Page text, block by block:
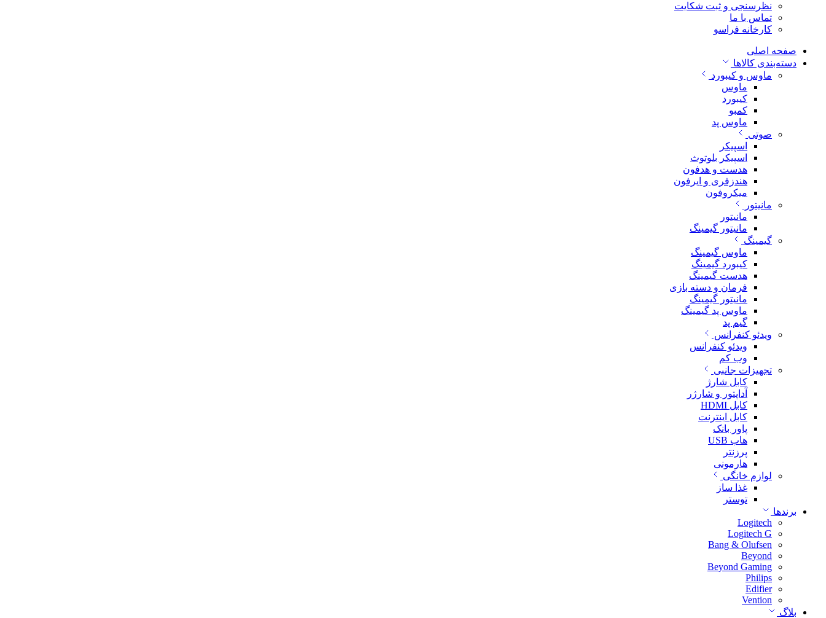
نظرسنجی و ثبت شکایت
تماس با ما
کارخانه فراسو
صفحه اصلی
دسته‌بندی کالاها
ماوس و کیبورد
ماوس
کیبورد
کمبو
ماوس پد
صوتی
اسپیکر
اسپیکر بلوتوث
هدست و هدفون
هندزفری و ایرفون
میکروفون
مانیتور
مانیتور
مانیتور گیمینگ
گیمینگ
ماوس گیمینگ
کیبورد گیمینگ
هدست گیمینگ
فرمان و دسته بازی
مانیتور گیمینگ
ماوس پد گیمینگ
گیم پد
ویدئو کنفرانس
ویدئو کنفرانس
وب کم
تجهیزات جانبی
کابل شارژ
آداپتور و شارژر
کابل HDMI
کابل اینترنت
پاور بانک
هاب USB
پرزنتر
هارمونی
لوازم خانگی
غذا ساز
توستر
برندها
Logitech
Logitech G
Bang & Olufsen
Beyond
Beyond Gaming
Philips
Edifier
Vention
بلاگ